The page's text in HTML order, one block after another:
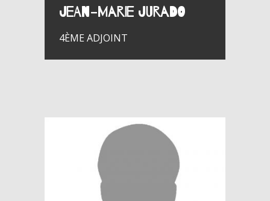
Jean-Marie JURADO
4ÈME ADJOINT